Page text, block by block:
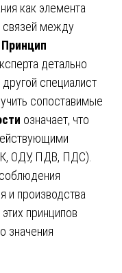
как элемента
связей между
Принцип
детально
специалист
сопоставимые
означает, что
ОДУ, ПДВ, ПДС).
и производства
принципов
значения